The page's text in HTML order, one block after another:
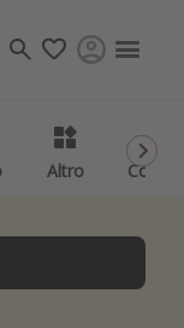
Altro Codici
Altro Codici